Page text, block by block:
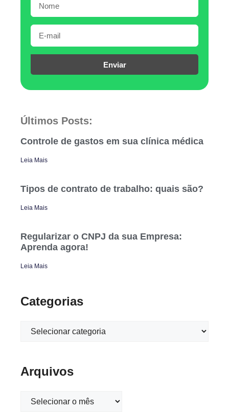
Enviar
Últimos Posts:
Controle de gastos em sua clínica médica
Leia Mais
Tipos de contrato de trabalho: quais são?
Leia Mais
Regularizar o CNPJ da sua Empresa:
Aprenda agora!
Leia Mais
Categorias
Arquivos